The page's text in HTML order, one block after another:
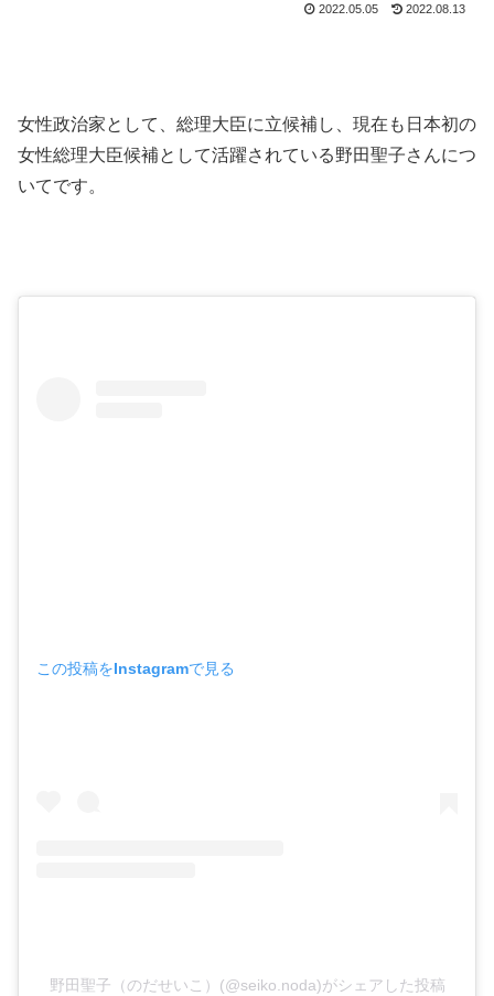
2022.05.05 2022.08.13
女性政治家として、総理大臣に立候補し、現在も日本初の
女性総理大臣候補として活躍されている野田聖子さんにつ
いてです。
この投稿をInstagramで見る
野田聖子（のだせいこ）(@seiko.noda)がシェアした投稿